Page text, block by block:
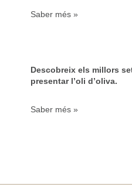
Saber més »
Descobreix els millors
presentar l’oli d’oliva.
Saber més »